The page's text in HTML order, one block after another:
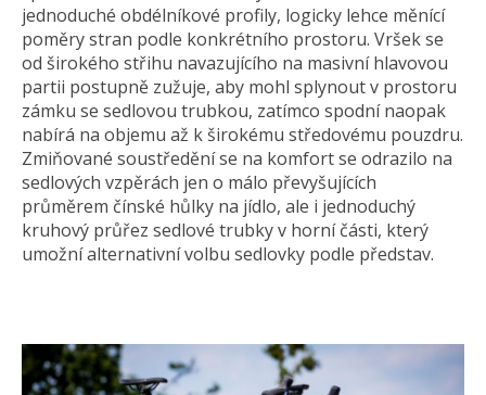
jednoduché obdélníkové profily, logicky lehce měnící
poměry stran podle konkrétního prostoru. Vršek se
od širokého střihu navazujícího na masivní hlavovou
partii postupně zužuje, aby mohl splynout v prostoru
zámku se sedlovou trubkou, zatímco spodní naopak
nabírá na objemu až k širokému středovému pouzdru.
Zmiňované soustředění se na komfort se odrazilo na
sedlových vzpěrách jen o málo převyšujících
průměrem čínské hůlky na jídlo, ale i jednoduchý
kruhový průřez sedlové trubky v horní části, který
umožní alternativní volbu sedlovky podle představ.